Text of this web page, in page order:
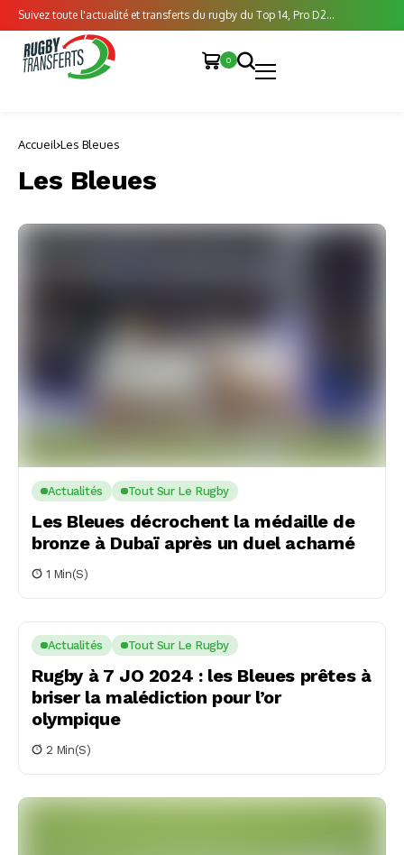
Suivez toute l'actualité et transferts du rugby du Top 14, Pro D2...
0
Accueil Les Bleues
Les Bleues
Actualités Tout Sur Le Rugby
Les Bleues décrochent la médaille de
bronze à Dubaï après un duel acharné
1 Min(s)
Actualités Tout Sur Le Rugby
Rugby à 7 JO 2024 : les Bleues prêtes à
briser la malédiction pour l’or
olympique
2 Min(s)